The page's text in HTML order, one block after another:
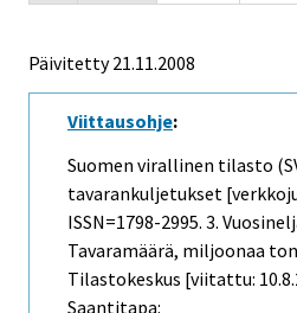
Päivitetty21.11.2008
Viittausohje:
Suomen virallinen tilasto
tavarankuljetukset
ISSN=1798-2995. 3.
Tavaramäärä, miljoonaa
Tilastokeskus [viitattu:
Saantitapa: